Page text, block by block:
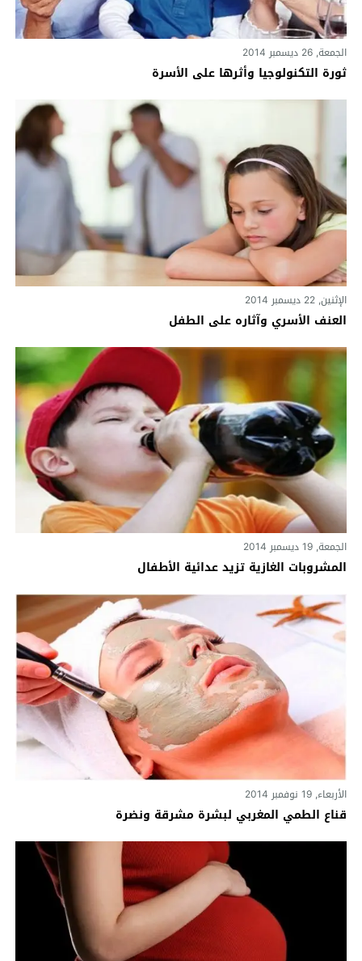
الجمعة, 26 ديسمبر 2014
ثورة التكنولوجيا وأثرها على الأسرة
الإثنين, 22 ديسمبر 2014
العنف الأسري وآثاره على الطفل
الجمعة, 19 ديسمبر 2014
المشروبات الغازية تزيد عدائية الأطفال
الأربعاء, 19 نوفمبر 2014
قناع الطمي المغربي لبشرة مشرقة ونضرة